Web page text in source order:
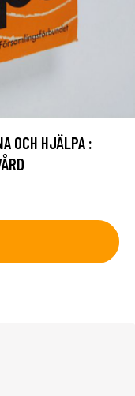
OCH HJÄLPA :